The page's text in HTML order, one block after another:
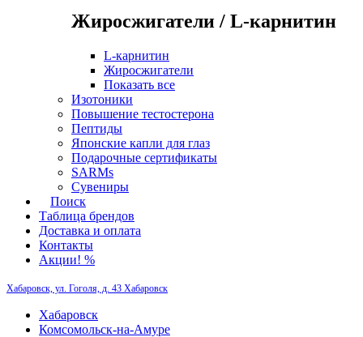
Жиросжигатели / L-карнитин
L-карнитин
Жиросжигатели
Показать все
Изотоники
Повышение тестостерона
Пептиды
Японские капли для глаз
Подарочные сертификаты
SARMs
Сувениры
Поиск
Таблица брендов
Доставка и оплата
Контакты
Акции! %
Хабаровск, ул. Гоголя, д. 43 Хабаровск
Хабаровск
Комсомольск-на-Амуре